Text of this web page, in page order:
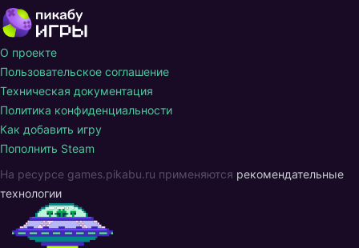
О проекте
Пользовательское соглашение
Техническая документация
Политика конфиденциальности
Как добавить игру
Пополнить Steam
На ресурсе games.pikabu.ru применяются рекомендательные
технологии